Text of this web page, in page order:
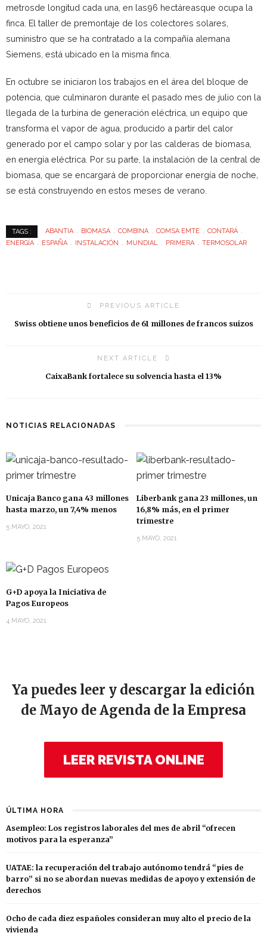
metrosde longitud cada una, en las96 hectáreasque ocupa la
finca. El taller de premontaje de los colectores solares,
suministro que se ha contratado a la compañía alemana
Siemens, está ubicado en la misma finca.
En octubre se iniciaron los trabajos en el área del bloque de
potencia, que culminaron durante el pasado mes de julio con la
llegada de la turbina de generación eléctrica, un equipo que
transforma el vapor de agua, producido a partir del calor
generado por el campo solar y por las calderas de biomasa,
en energía eléctrica. Por su parte, la instalación de la central de
biomasa, que se encargará de proporcionar energía de noche,
se está construyendo en estos meses de verano.
TAGS : ABANTIA BIOMASA COMBINA COMSA EMTE
CONTARÁ
ENERGÍA
ESPAÑA INSTALACIÓN MUNDIAL PRIMERA TERMOSOLAR
PREVIOUS ARTICLE
Swiss obtiene unos beneficios de 61 millones de francos suizos
NEXT ARTICLE
CaixaBank fortalece su solvencia hasta el 13%
NOTICIAS RELACIONADAS
Unicaja Banco gana 43 millones
hasta marzo, un 7,4% menos
5 MAYO, 2021
Liberbank gana 23 millones, un
16,8% más, en el primer
trimestre
5 MAYO, 2021
G+D apoya la Iniciativa de
Pagos Europeos
4 MAYO, 2021
Ya puedes leer y descargar la edición
de Mayo de Agenda de la Empresa
LEER REVISTA ONLINE
ÚLTIMA HORA
Asempleo: Los registros laborales del mes de abril “ofrecen
motivos para la esperanza”
UATAE: la recuperación del trabajo autónomo tendrá “pies de
barro” si no se abordan nuevas medidas de apoyo y extensión de
derechos
Ocho de cada diez españoles consideran muy alto el precio de la
vivienda